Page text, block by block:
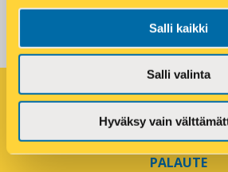
Salli kaikki
Salli valinta
Hyväksy vain
PALAUTE